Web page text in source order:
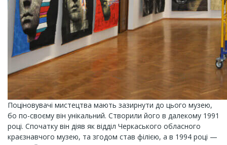
Поціновувачі мистецтва мають зазирнути до цього музею,
бо по-своєму він унікальний. Створили його в далекому 1991
році. Спочатку він діяв як відділ Черкаського обласного
краєзнавчого музею, та згодом став філією, а в 1994 році —